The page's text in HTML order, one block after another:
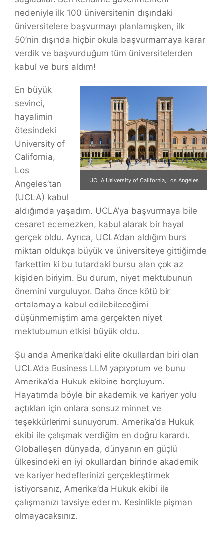
nedeniyle ilk 100 üniversitenin dışındaki
üniversitelere başvurmayı planlamışken, ilk
50’nin dışında hiçbir okula başvurmamaya karar
verdik ve başvurduğum tüm üniversitelerden
kabul ve burs aldım!
UCLA University of California, Los Angeles
En büyük
sevinci,
hayalimin
ötesindeki
University of
California,
Los
Angeles’tan
(UCLA) kabul
aldığımda yaşadım. UCLA’ya başvurmaya bile
cesaret edemezken, kabul alarak bir hayal
gerçek oldu. Ayrıca, UCLA’dan aldığım burs
miktarı oldukça büyük ve üniversiteye gittiğimde
farkettim ki bu tutardaki bursu alan çok az
kişiden biriyim. Bu durum, niyet mektubunun
önemini vurguluyor. Daha önce kötü bir
ortalamayla kabul edilebileceğimi
düşünmemiştim ama gerçekten niyet
mektubumun etkisi büyük oldu.
Şu anda Amerika’daki elite okullardan biri olan
UCLA’da Business LLM yapıyorum ve bunu
Amerika’da Hukuk ekibine borçluyum.
Hayatımda böyle bir akademik ve kariyer yolu
açtıkları için onlara sonsuz minnet ve
teşekkürlerimi sunuyorum. Amerika’da Hukuk
ekibi ile çalışmak verdiğim en doğru karardı.
Globalleşen dünyada, dünyanın en güçlü
ülkesindeki en iyi okullardan birinde akademik
ve kariyer hedeflerinizi gerçekleştirmek
istiyorsanız, Amerika’da Hukuk ekibi ile
çalışmanızı tavsiye ederim. Kesinlikle pişman
olmayacaksınız.